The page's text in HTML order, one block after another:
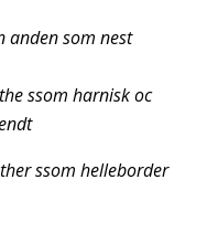
anden som nest
ssom harnisk oc
ssom helleborder